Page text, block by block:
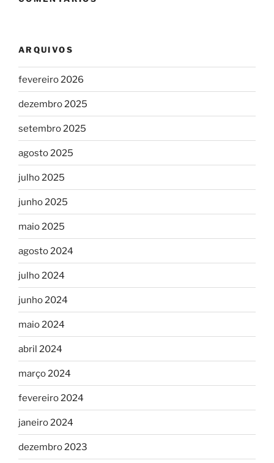
ARQUIVOS
fevereiro 2026
dezembro 2025
setembro 2025
agosto 2025
julho 2025
junho 2025
maio 2025
agosto 2024
julho 2024
junho 2024
maio 2024
abril 2024
março 2024
fevereiro 2024
janeiro 2024
dezembro 2023